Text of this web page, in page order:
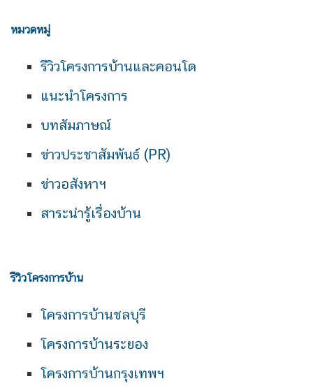
หมวดหมู่
รีวิวโครงการบ้านและคอนโด
แนะนำโครงการ
บทสัมภาษณ์
ข่าวประชาสัมพันธ์ (PR)
ข่าวอสังหาฯ
สาระน่ารู้เรื่องบ้าน
รีวิวโครงการบ้าน
โครงการบ้านชลบุรี
โครงการบ้านระยอง
โครงการบ้านกรุงเทพฯ